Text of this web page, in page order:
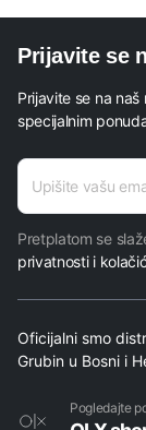
Prijavite se
Prijavite se na
specijalnim
adresa
E-mail
Pretplatom se
privatnosti i
Oficijalni smo
Grubin u Bosni i
Pogledajte